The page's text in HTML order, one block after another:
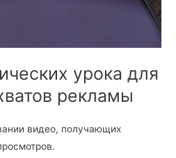
урока для
рекламы
видео, получающих